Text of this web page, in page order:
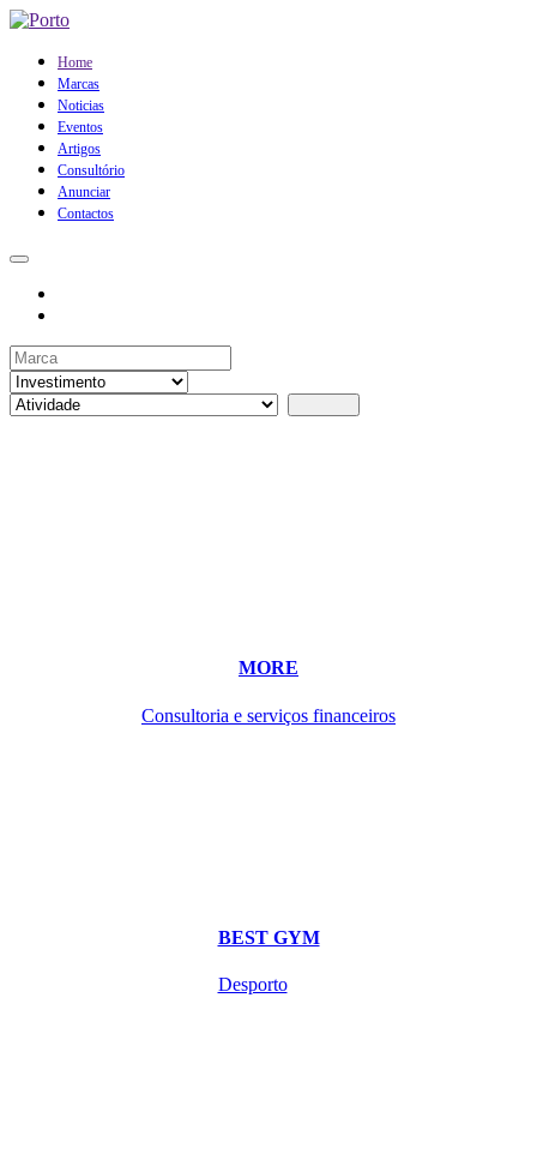
Home
Marcas
Noticias
Eventos
Artigos
Consultório
Anunciar
Contactos
MORE
Consultoria e serviços financeiros
BEST GYM
Desporto